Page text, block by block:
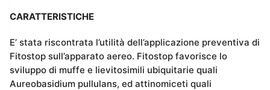
CARATTERISTICHE
E’ stata riscontrata l’utilità dell’applicazione preventiva di
Fitostop sull’apparato aereo. Fitostop favorisce lo
sviluppo di muffe e lievitosimili ubiquitarie quali
Aureobasidium pullulans, ed attinomiceti quali